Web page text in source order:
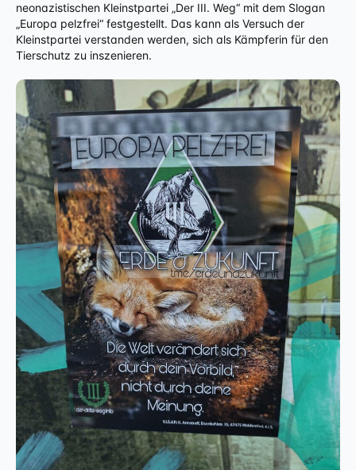
neonazistischen Kleinstpartei „Der III. Weg“ mit dem Slogan
„Europa pelzfrei“ festgestellt. Das kann als Versuch der
Kleinstpartei verstanden werden, sich als Kämpferin für den
Tierschutz zu inszenieren.